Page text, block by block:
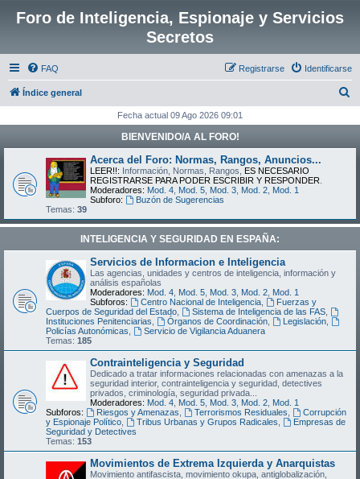
Foro de Inteligencia, Espionaje y Servicios
Secretos
FAQ Identificarse
Registrarse
Índice general
c
Fecha actual 09 Ago 2026 09:01
BIENVENIDO/A AL FORO!
Acerca del Foro: Normas, Rangos, Anuncios...
LEER!!: Información, Normas, Rangos, ES NECESARIO
REGISTRARSE PARA PODER ESCRIBIR Y RESPONDER
Moderadores: Mod. 4 Mod. 5 Mod. 3 Mod. 2 Mod. 1
Subforo:
Buzón de Sugerencias
Temas: 39
INTELIGENCIA Y SEGURIDAD EN ESPAÑA:
Servicios de Informacion e Inteligencia
Las agencias, unidades y centros de inteligencia, información y
análisis españolas
Moderadores: Mod. 4 Mod. 5 Mod. 3 Mod. 2 Mod. 1
Subforos:
Centro Nacional de Inteligencia,
Fuerzas y
Cuerpos de Seguridad del Estado
Sistema de Inteligencia de las FAS,
Instituciones Penitenciarias
Órganos de Coordinación, Legislación,
Policías Autonómicas
Servicio de Vigilancia Aduanera
Temas: 185
Contrainteligencia y Seguridad
Dedicado a tratar informaciones relacionadas con amenazas a la
seguridad interior, contrainteligencia y seguridad, detectives
privados, criminología, seguridad privada...
Moderadores: Mod. 4 Mod. 5 Mod. 3 Mod. 2 Mod. 1
Subforos:
Riesgos y Amenazas Terrorismos Residuales
Corrupción
y Espionaje Político
Tribus Urbanas y Grupos Radicales
Empresas de
Seguridad y Detectives
Temas: 153
Movimientos de Extrema Izquierda y Anarquistas
Movimiento antifascista, movimiento okupa, antiglobalización,